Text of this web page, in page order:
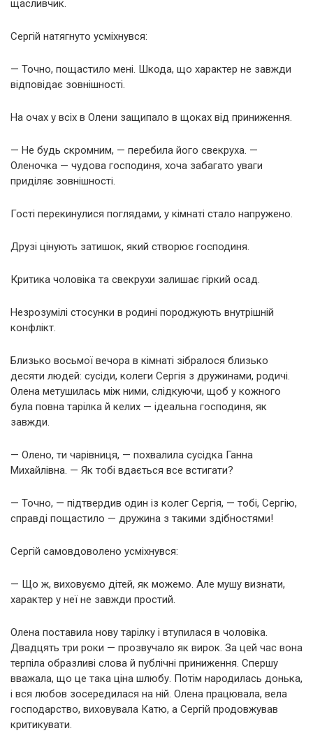
щасливчик.
Сергій натягнуто усміхнувся:
— Точно, пощастило мені. Шкода, що характер не завжди
відповідає зовнішності.
На очах у всіх в Олени защипало в щоках від приниження.
— Не будь скромним, — перебила його свекруха. —
Оленочка — чудова господиня, хоча забагато уваги
приділяє зовнішності.
Гості перекинулися поглядами, у кімнаті стало напружено.
Друзі цінують затишок, який створює господиня.
Критика чоловіка та свекрухи залишає гіркий осад.
Незрозумілі стосунки в родині породжують внутрішній
конфлікт.
Близько восьмої вечора в кімнаті зібралося близько
десяти людей: сусіди, колеги Сергія з дружинами, родичі.
Олена метушилась між ними, слідкуючи, щоб у кожного
була повна тарілка й келих — ідеальна господиня, як
завжди.
— Олено, ти чарівниця, — похвалила сусідка Ганна
Михайлівна. — Як тобі вдається все встигати?
— Точно, — підтвердив один із колег Сергія, — тобі, Сергію,
справді пощастило — дружина з такими здібностями!
Сергій самовдоволено усміхнувся:
— Що ж, виховуємо дітей, як можемо. Але мушу визнати,
характер у неї не завжди простий.
Олена поставила нову тарілку і втупилася в чоловіка.
Двадцять три роки — прозвучало як вирок. За цей час вона
терпіла образливі слова й публічні приниження. Спершу
вважала, що це така ціна шлюбу. Потім народилась донька,
і вся любов зосередилася на ній. Олена працювала, вела
господарство, виховувала Катю, а Сергій продовжував
критикувати.